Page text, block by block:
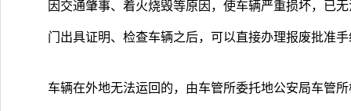
因交通肇事、着火烧毁等原因，使车辆严重损坏，已
门出具证明、检查车辆之后，可以直接办理报废批准手
车辆在外地无法运回的，由车管所委托地公安局车管